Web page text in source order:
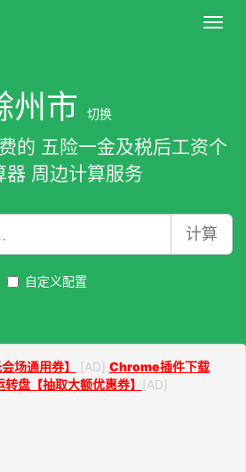
州市 切换
的 五险一金及税后工资个
器 周边计算服务
计算
自定义配置
场通用券】 [AD] Chrome插件下载
转盘【抽取大额优惠券】 [AD]